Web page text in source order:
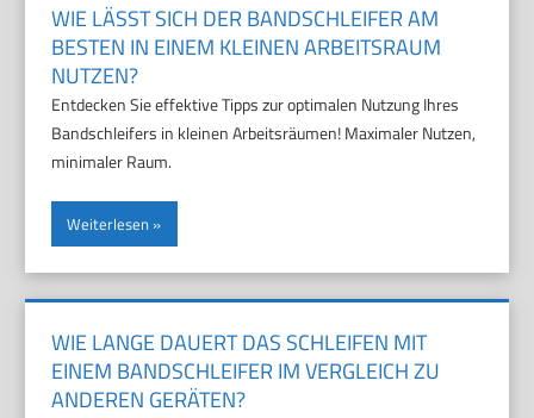
WIE LÄSST SICH DER BANDSCHLEIFER AM
BESTEN IN EINEM KLEINEN ARBEITSRAUM
NUTZEN?
Entdecken Sie effektive Tipps zur optimalen Nutzung Ihres
Bandschleifers in kleinen Arbeitsräumen! Maximaler Nutzen,
minimaler Raum.
Weiterlesen
WIE LANGE DAUERT DAS SCHLEIFEN MIT
EINEM BANDSCHLEIFER IM VERGLEICH ZU
ANDEREN GERÄTEN?